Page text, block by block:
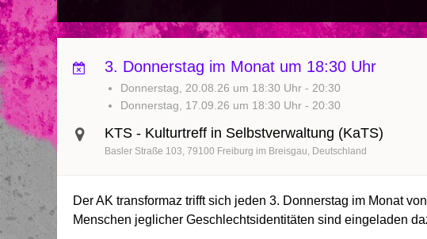
3. Donnerstag im Monat um 18:30 Uhr
Donnerstag, 20.08.26 um 18:30 Uhr - 20:30
Donnerstag, 17.09.26 um 18:30 Uhr - 20:30
KTS - Kulturtreff in Selbstverwaltung (KaTS)
Basler Straße 103 79100 Freiburg im Breisgau Deutschland
Der AK transformaz trifft sich jeden 3. Donnerstag im Monat
Menschen jeglicher Geschlechtsidentitäten sind eingeladen